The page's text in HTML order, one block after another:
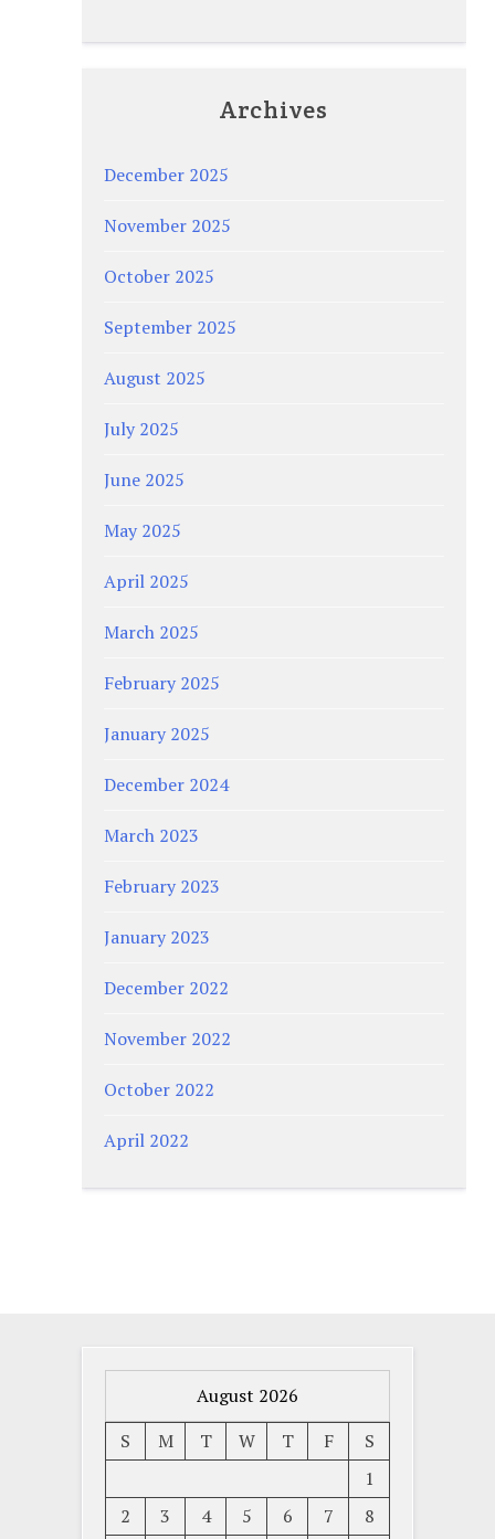
Archives
December 2025
November 2025
October 2025
September 2025
August 2025
July 2025
June 2025
May 2025
April 2025
March 2025
February 2025
January 2025
December 2024
March 2023
February 2023
January 2023
December 2022
November 2022
October 2022
April 2022
August 2026
S
M T W T F
S
1
2
3 4 5 6 7 8